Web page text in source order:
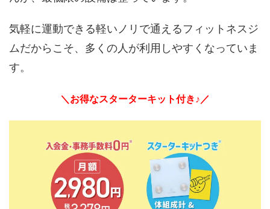
気軽に運動できる軽いノリで通えるフィットネスジ
ムだからこそ、多くの人が利用しやすくなっていま
す。
＼お得なスターターキット付き♪／